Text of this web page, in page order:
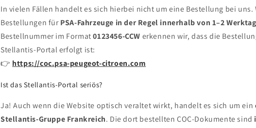
In vielen Fällen handelt es sich hierbei nicht um eine Bestellung bei
Bestellungen fürPSA-Fahrzeuge in der Regel innerhalb von 1–2
Bestellnummer im Format0123456-CCW erkennen wir, dass die
Stellantis-Portal erfolgt ist:
👉 https://coc.psa-peugeot-citroen.com
Ist das Stellantis-Portal seriös?
Ja! Auch wenn die Website optisch veraltet wirkt, handelt es sich um ein
Stellantis-Gruppe Frankreich. Die dort bestellten COC-Dokumente sind